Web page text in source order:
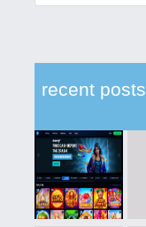
recent posts